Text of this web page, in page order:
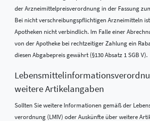
der Arzneimittelpreisverordnung in der Fassung
Bei nicht verschreibungspflichtigen Arzneimitteln
Apotheken nicht verbindlich. Im Falle einer
von der Apotheke bei rechtzeitiger Zahlung ein
diesen Abgabepreis gewährt (§130 Absatz 1 SGB V).
weitere Artikelangaben
Sollten Sie weitere Informationen gemäß der
verordnung (LMIV) oder Auskünfte über weitere